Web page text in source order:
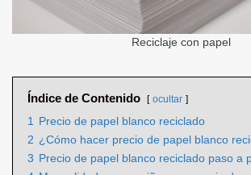
Reciclaje con papel
Índice de Contenido ocultar
1 Precio de papel blanco reciclado
2 ¿Cómo hacer precio de papel blanco
3 Precio de papel blanco reciclado paso a